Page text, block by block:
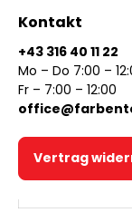
Kontakt
+43 316 40 11 22
Mo – Do 7:00 –
Fr – 7:00 – 12:00
Vertrag